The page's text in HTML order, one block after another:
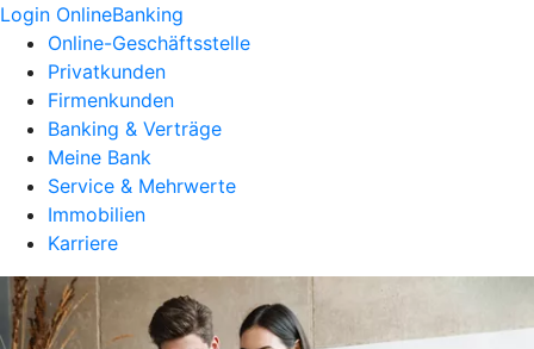
Login OnlineBanking
Online-Geschäftsstelle
Privatkunden
Firmenkunden
Banking & Verträge
Meine Bank
Service & Mehrwerte
Immobilien
Karriere